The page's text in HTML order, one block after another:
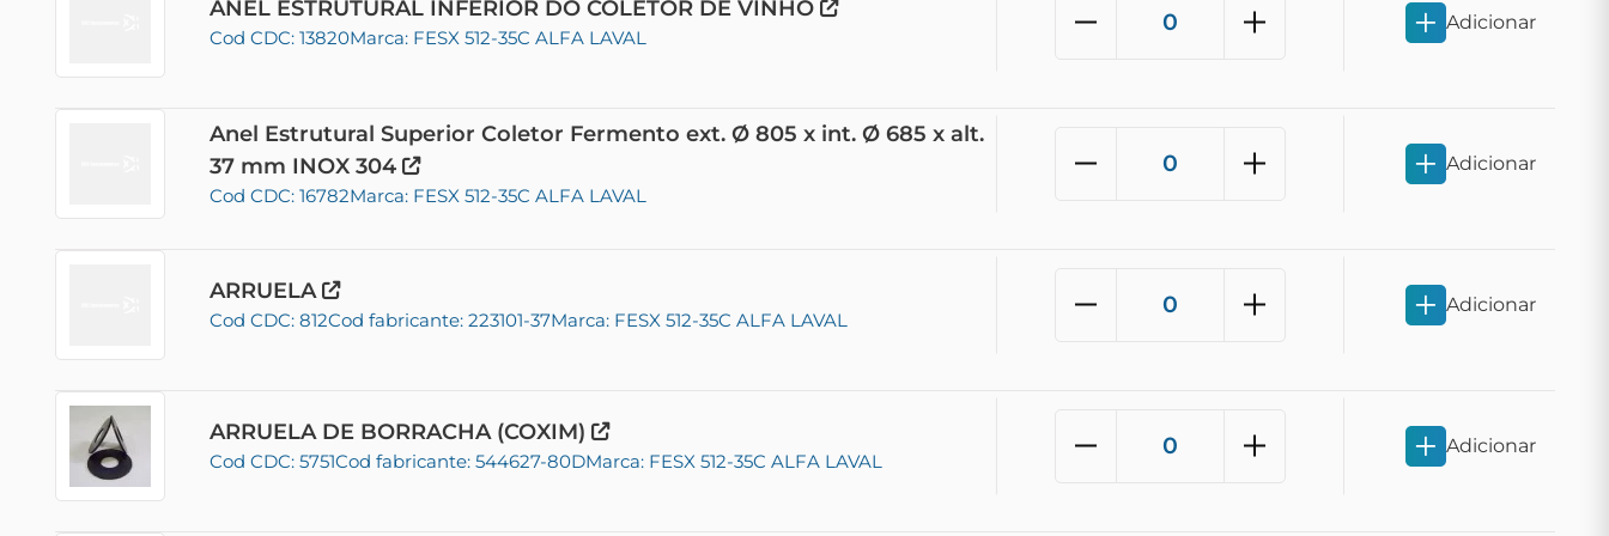
ANEL ESTRUTURAL INFERIOR DO COLETOR DE VINHO
Cod CDC: 13820Marca: FESX 512-35C ALFA LAVAL
Adicionar
Anel Estrutural Superior Coletor Fermento ext. Ø 805 x int. Ø 685 x alt.
37 mm INOX 304
Cod CDC: 16782Marca: FESX 512-35C ALFA LAVAL
Adicionar
ARRUELA
Cod CDC: 812Cod fabricante: 223101-37Marca: FESX 512-35C ALFA LAVAL
Adicionar
ARRUELA DE BORRACHA (COXIM)
Cod CDC: 5751Cod fabricante: 544627-80DMarca: FESX 512-35C ALFA LAVAL
Adicionar